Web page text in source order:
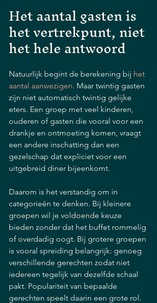
Het aantal gasten is
het vertrekpunt, niet
het hele antwoord
Natuurlijk begint de berekening bij het
aantal aanwezigen. Maar twintig gasten
zijn niet automatisch twintig gelijke
eters. Een groep met veel kinderen,
ouderen of gasten die vooral voor een
drankje en ontmoeting komen, vraagt
een andere inschatting dan een
gezelschap dat expliciet voor een
uitgebreid diner bijeenkomt.
Daarom is het verstandig om in
categorieën te denken. Bij kleinere
groepen wil je voldoende keuze
bieden zonder dat het buffet rommelig
of overdadig oogt. Bij grotere groepen
is vooral spreiding belangrijk: genoeg
verschillende gerechten zodat niet
iedereen tegelijk van dezelfde schaal
pakt. Populariteit van bepaalde
gerechten speelt daarin een grote rol.